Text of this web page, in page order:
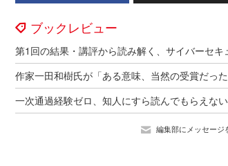
ブックレビュー
編集部にメッセージ